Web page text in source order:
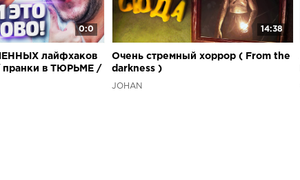
0:0
лайфхаков
пранки в ТЮРЬМЕ /
14:38
Очень стремный хоррор ( From the
darkness )
JOHAN